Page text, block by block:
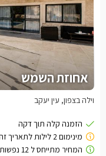
אחוזת השמש
וילה בצפון, עין יעקב